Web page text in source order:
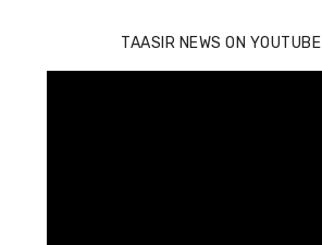
TAASIR NEWS ON YOUTUBE